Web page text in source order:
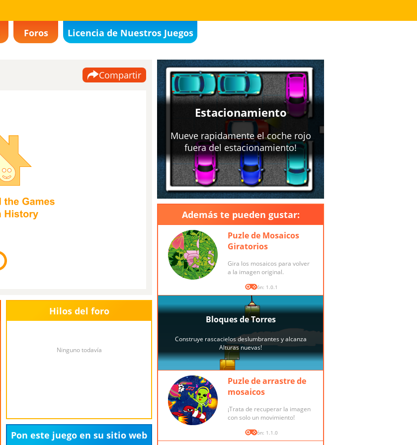
Foros Licencia de Nuestros Juegos
Compartir
Hilos del foro
Ninguno todavía
Pon este juego en su sitio web
Además te pueden gustar:
Puzle de Mosaicos
Giratorios
Gira los mosaicos para volver
a la imagen original.
Versión: 1.0.1
Puzle de arrastre de
mosaicos
¡Trata de recuperar la imagen
con solo un movimiento!
Versión: 1.1.0